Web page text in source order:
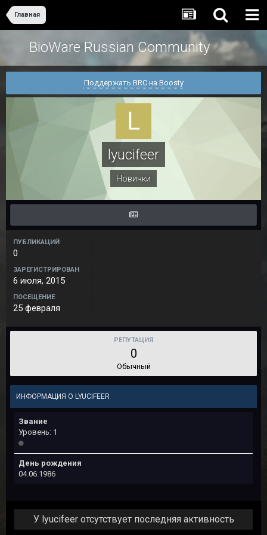
Главная
BioWare Russian Community
Поддержать BRC на Boosty
lyucifeer
Новички
ПУБЛИКАЦИЙ
0
ЗАРЕГИСТРИРОВАН
6 июля, 2015
ПОСЕЩЕНИЕ
25 февраля
РЕПУТАЦИЯ
0
Обычный
ИНФОРМАЦИЯ О LYUCIFEER
Звание
Уровень: 1
День рождения
04.06.1986
У lyucifeer отсутствует последняя активность